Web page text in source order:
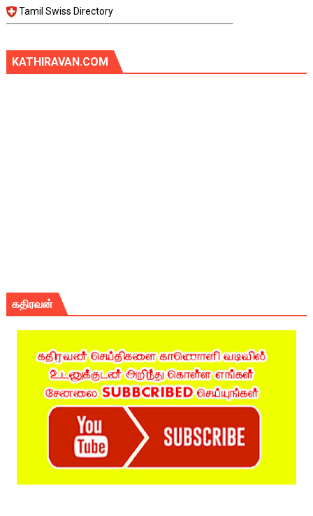
Tamil Swiss Directory
KATHIRAVAN.COM
கதிரவன்